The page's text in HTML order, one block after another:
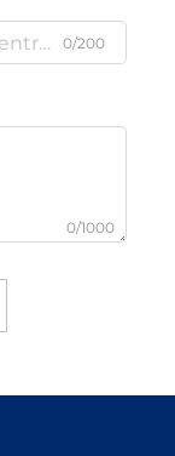
0/200
0/1000